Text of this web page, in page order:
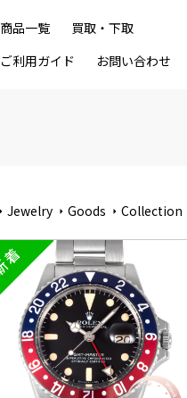
商品一覧
買取・下取
ご利用ガイド
お問い合わせ
Jewelry Goods Collection